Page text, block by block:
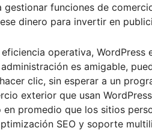
gestionar funciones de
dinero para invertir en
operativa,
es amigable,
clic, sin esperar a un
exterior que usan
en promedio que los sitios
SEO y soporte